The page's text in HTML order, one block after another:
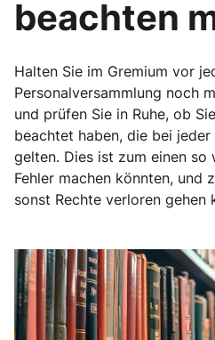
beachten
Halten Sie im Gremium vor
Personalversammlung noch
und prüfen Sie in Ruhe, ob
beachtet haben, die bei jeder
gelten. Dies ist zum einen so
Fehler machen könnten, und
sonst Rechte verloren gehen